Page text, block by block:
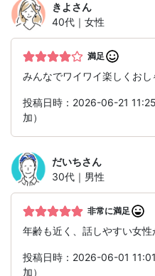
きよさん
40代｜女性
満足
みんなでワイワイ楽しくおし
投稿日時：2026-06-21
加）
だいちさん
30代｜男性
非常に満足
年齢も近く、話しやすい女性
投稿日時：2026-06-01
加）